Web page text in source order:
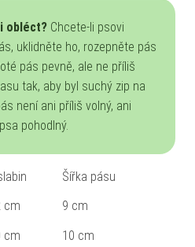
obléct? Chcete-li psovi
uklidněte ho, rozepněte pás
pás pevně, ale ne příliš
tak, aby byl suchý zip na
není ani příliš volný, ani
pohodlný.
Šířka pásu
cm
9 cm
cm
10 cm